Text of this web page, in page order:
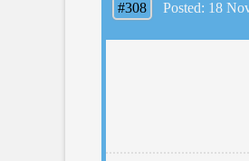
#308 Posted: 18